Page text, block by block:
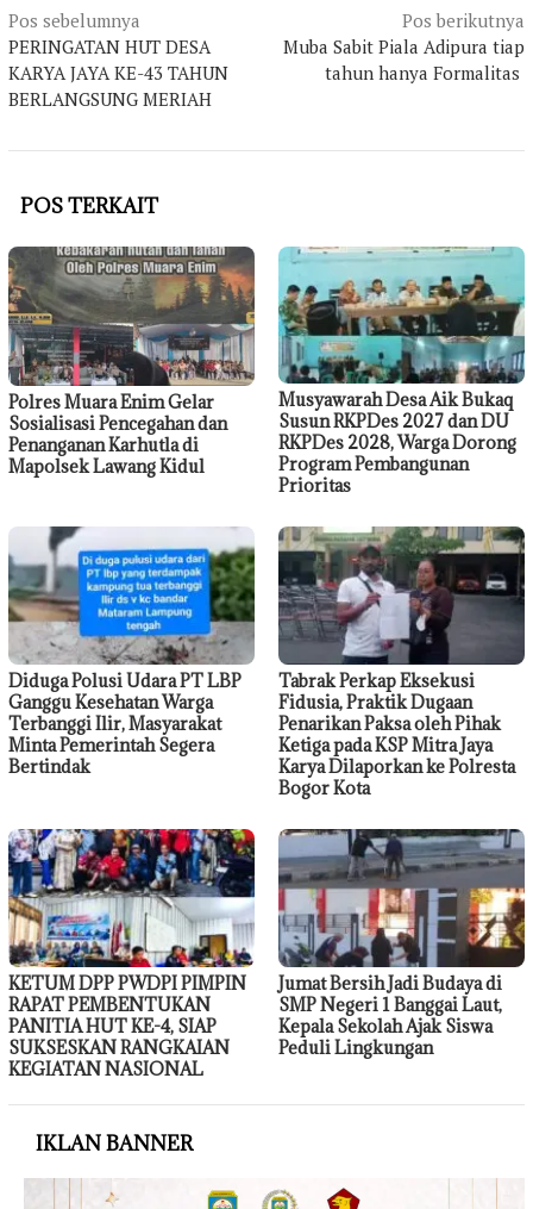
Navigasi
pos
Pos sebelumnya
PERINGATAN HUT DESA
KARYA JAYA KE-43 TAHUN
BERLANGSUNG MERIAH
Pos berikutnya
Muba Sabit Piala Adipura tiap
tahun hanya Formalitas
POS TERKAIT
Polres Muara Enim Gelar
Sosialisasi Pencegahan dan
Penanganan Karhutla di
Mapolsek Lawang Kidul
Musyawarah Desa Aik Bukaq
Susun RKPDes 2027 dan DU
RKPDes 2028, Warga Dorong
Program Pembangunan
Prioritas
Diduga Polusi Udara PT LBP
Ganggu Kesehatan Warga
Terbanggi Ilir, Masyarakat
Minta Pemerintah Segera
Bertindak
Tabrak Perkap Eksekusi
Fidusia, Praktik Dugaan
Penarikan Paksa oleh Pihak
Ketiga pada KSP Mitra Jaya
Karya Dilaporkan ke Polresta
Bogor Kota
KETUM DPP PWDPI PIMPIN
RAPAT PEMBENTUKAN
PANITIA HUT KE-4, SIAP
SUKSESKAN RANGKAIAN
KEGIATAN NASIONAL
Jumat Bersih Jadi Budaya di
SMP Negeri 1 Banggai Laut,
Kepala Sekolah Ajak Siswa
Peduli Lingkungan
IKLAN BANNER